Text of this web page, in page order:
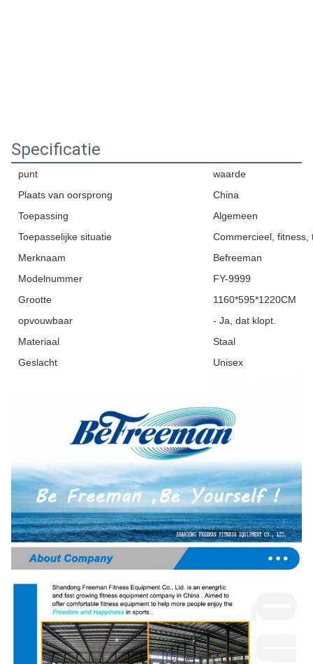
Specificatie
punt
waarde
Plaats van oorsprong
China
Toepassing
Algemeen
Toepasselijke situatie
Commercieel, fitness,
Merknaam
Befreeman
Modelnummer
FY-9999
Grootte
1160*595*1220CM
opvouwbaar
- Ja, dat klopt.
Materiaal
Staal
Geslacht
Unisex